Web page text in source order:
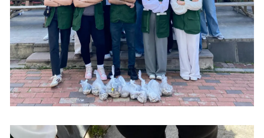
Iğdır
Yalova
Karabük
Kilis